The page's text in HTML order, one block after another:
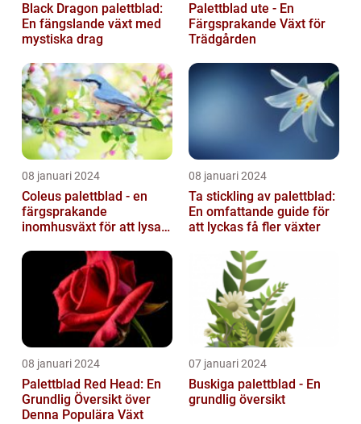
Black Dragon palettblad:
En fängslande växt med
mystiska drag
Palettblad ute - En
Färgsprakande Växt för
Trädgården
08 januari 2024
Coleus palettblad - en
färgsprakande
inomhusväxt för att lysa
08 januari 2024
Ta stickling av palettblad:
En omfattande guide för
att lyckas få fler växter
08 januari 2024
Palettblad Red Head: En
Grundlig Översikt över
Denna Populära Växt
07 januari 2024
Buskiga palettblad - En
grundlig översikt